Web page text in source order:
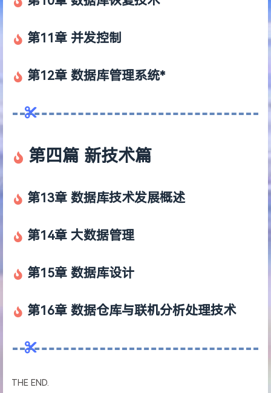
第11章 并发控制
第12章 数据库管理系统*
第四篇 新技术篇
第13章 数据库技术发展概述
第14章 大数据管理
第15章 数据库设计
第16章 数据仓库与联机分析处理技术
THE END.